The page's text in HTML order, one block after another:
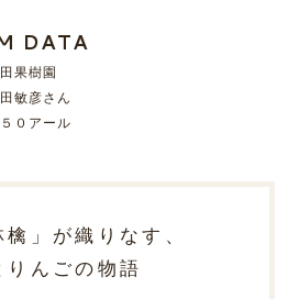
DATA
果樹園
敏彦さん
５０アール
檎」が織りなす、
りんごの物語